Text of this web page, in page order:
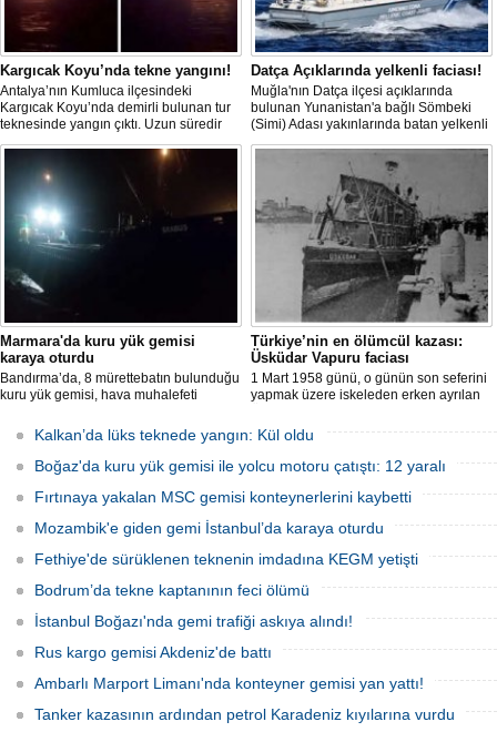
Kargıcak Koyu’nda tekne yangını!
Antalya’nın Kumluca ilçesindeki
Kargıcak Koyu’nda demirli bulunan tur
teknesinde yangın çıktı. Uzun süredir
kullanılmadığı belirtilen ve içerisinde
kimsenin bulunmadığı tekne, itfaiyenin
karadan müdahale edememesi
nedeniyle tamamen yanarak
kullanılamaz hale geldi.
Datça Açıklarında yelkenli faciası!
Muğla'nın Datça ilçesi açıklarında
bulunan Yunanistan'a bağlı Sömbeki
(Simi) Adası yakınlarında batan yelkenli
teknedeki 9 kişiden 8'i sağ olarak
kurtarılırken, kaybolan 1 kişi için deniz
ve havadan geniş çaplı arama kurtarma
çalışması başlatıldı.
Marmara'da kuru yük gemisi
karaya oturdu
Bandırma’da, 8 mürettebatın bulunduğu
kuru yük gemisi, hava muhalefeti
kurtarma çalışmaları sürüyor.
Türkiye’nin en ölümcül kazası:
Üsküdar Vapuru faciası
1 Mart 1958 günü, o günün son seferini
yapmak üzere iskeleden erken ayrılan
dönemedi.
Kalkan’da lüks teknede yangın: Kül oldu
Boğaz'da kuru yük gemisi ile yolcu motoru çatıştı: 12 yaralı
Fırtınaya yakalan MSC gemisi konteynerlerini kaybetti
Mozambik'e giden gemi İstanbul’da karaya oturdu
Fethiye'de sürüklenen teknenin imdadına KEGM yetişti
Bodrum’da tekne kaptanının feci ölümü
İstanbul Boğazı'nda gemi trafiği askıya alındı!
Rus kargo gemisi Akdeniz'de battı
Ambarlı Marport Limanı'nda konteyner gemisi yan yattı!
Tanker kazasının ardından petrol Karadeniz kıyılarına vurdu